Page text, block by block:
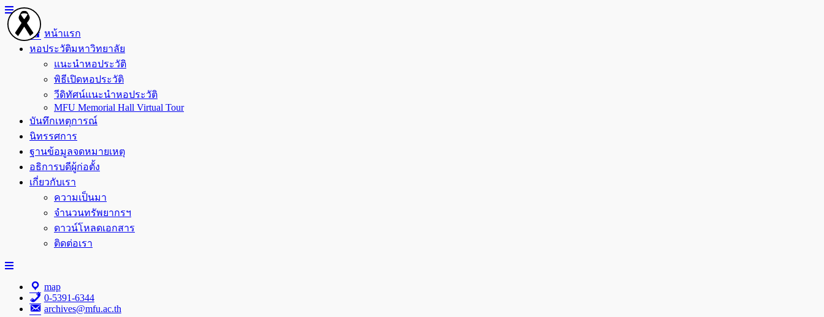
Skip
to
content
หน้าแรก
หอประวัติมหาวิทยาลัย
แนะนำหอประวัติ
พิธีเปิดหอประวัติ
วีดิทัศน์แนะนำหอประวัติ
MFU Memorial Hall Virtual Tour
บันทึกเหตุการณ์
นิทรรศการ
ฐานข้อมูลจดหมายเหตุ
อธิการบดีผู้ก่อตั้ง
เกี่ยวกับเรา
ความเป็นมา
จำนวนทรัพยากรฯ
ดาวน์โหลดเอกสาร
ติดต่อเรา
map
0-5391-6344
archives@mfu.ac.th